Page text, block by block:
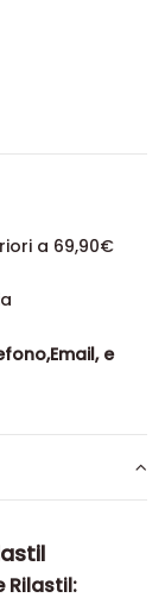
a 69,90€
e
Rilastil: